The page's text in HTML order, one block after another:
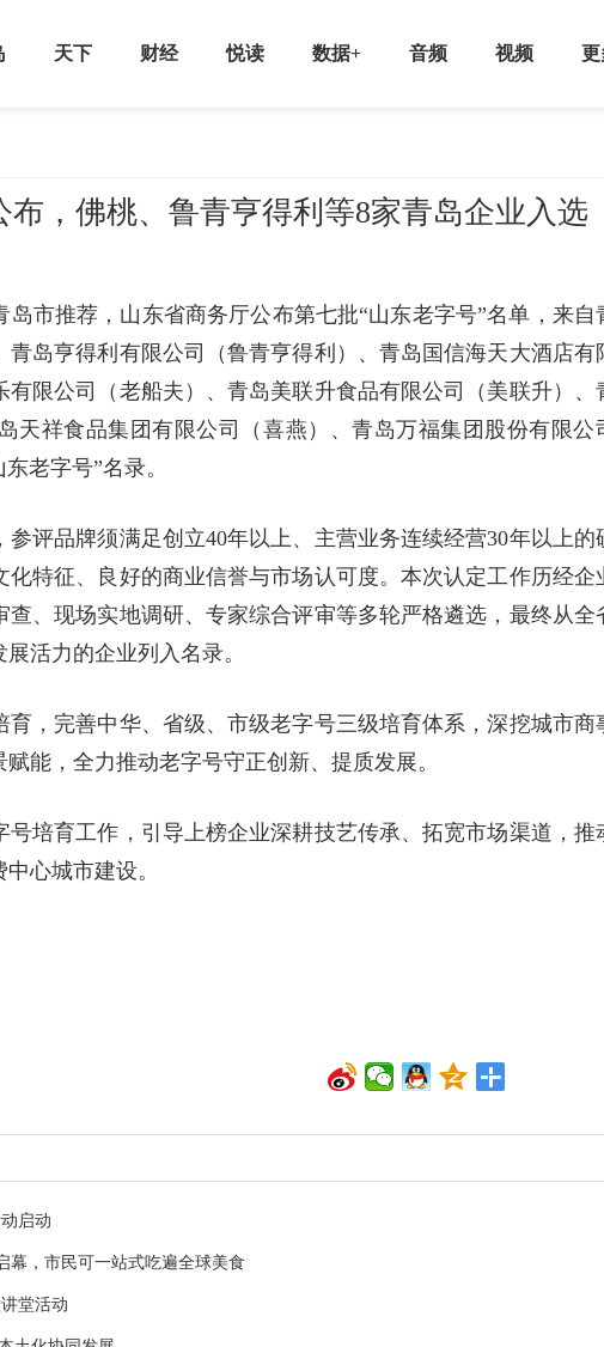
天下 财经 悦读 数据+ 音频 视频 更
布，佛桃、鲁青亨得利等8家青岛企业入选
市推荐，山东省商务厅公布第七批“山东老字号”名单，来自
岛亨得利有限公司（鲁青亨得利）、青岛国信海天大酒店有
限公司（老船夫）、青岛美联升食品有限公司（美联升）、
天祥食品集团有限公司（喜燕）、青岛万福集团股份有限公
老字号”名录。
评品牌须满足创立40年以上、主营业务连续经营30年以上的
特征、良好的商业信誉与市场认可度。本次认定工作历经企
、现场实地调研、专家综合评审等多轮严格遴选，最终从全
活力的企业列入名录。
，完善中华、省级、市级老字号三级培育体系，深挖城市商
能，全力推动老字号守正创新、提质发展。
培育工作，引导上榜企业深耕技艺传承、拓宽市场渠道，推
心城市建设。
启动
幕，市民可一站式吃遍全球美食
堂活动